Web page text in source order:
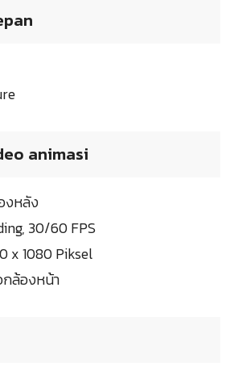
animasi
งหลัง
30/60 FPS
x 1080 Piksel
ล้องหน้า